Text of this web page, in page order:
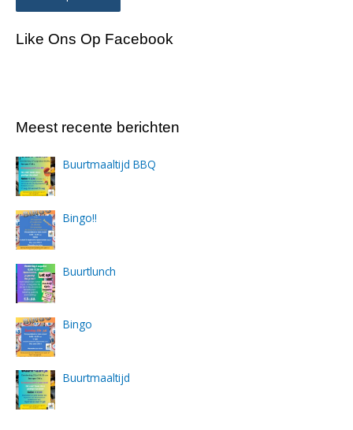
Like Ons Op Facebook
Meest recente berichten
Buurtmaaltijd BBQ
Bingo!!
Buurtlunch
Bingo
Buurtmaaltijd